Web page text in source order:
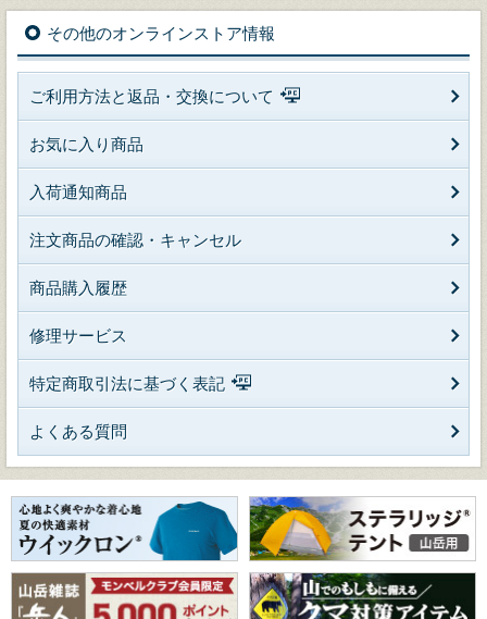
その他のオンラインストア情報
ご利用方法と返品・交換について
お気に入り商品
入荷通知商品
注文商品の確認・キャンセル
商品購入履歴
修理サービス
特定商取引法に基づく表記
よくある質問